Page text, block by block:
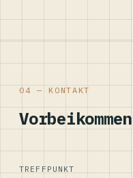
04 — KONTAKT
TREFFPUNKT